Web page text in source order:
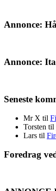
Annonce:
Annonce:
Seneste
Mr X til
Torsten til
Lars til
Foredrag